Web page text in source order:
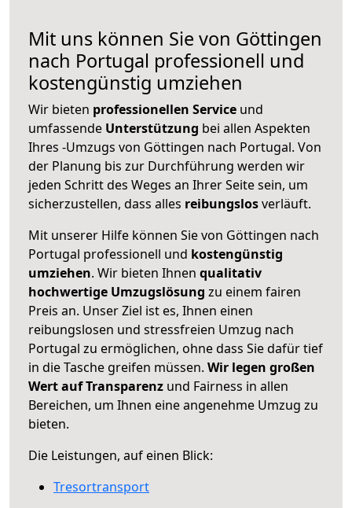
Mit uns können Sie von Göttingen
nach Portugal professionell und
kostengünstig umziehen
Wir bieten professionellen Service und
umfassende Unterstützung bei allen Aspekten
Ihres -Umzugs von Göttingen nach Portugal. Von
der Planung bis zur Durchführung werden wir
jeden Schritt des Weges an Ihrer Seite sein, um
sicherzustellen, dass alles reibungslosverläuft.
Mit unserer Hilfe können Sie von Göttingen nach
Portugal professionell und kostengünstig
umziehen. Wir bieten Ihnen qualitativ
hochwertige Umzugslösung zu einem fairen
Preis an. Unser Ziel ist es, Ihnen einen
reibungslosen und stressfreien Umzug nach
Portugal zu ermöglichen, ohne dass Sie dafür tief
in die Tasche greifen müssen. Wir legen großen
Wert auf Transparenz und Fairness in allen
Bereichen, um Ihnen eine angenehme Umzug zu
bieten.
Die Leistungen, auf einen Blick:
Tresortransport